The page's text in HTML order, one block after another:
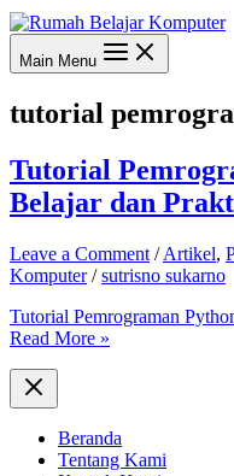
Main Menu
tutorial
Tutorial
Belajar dan
Leave a Comment /Artikel,
Komputer/sutrisno sukarno
Tutorial Pemrograman
Read More »
Beranda
Tentang Kami